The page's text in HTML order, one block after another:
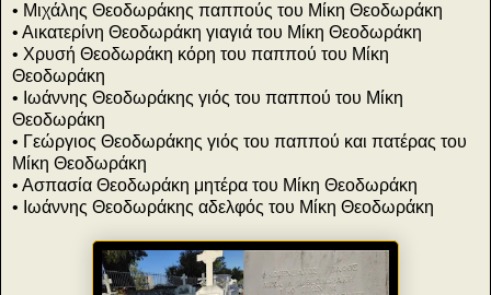
• Μιχάλης Θεοδωράκης παππούς του Μίκη Θεοδωράκη
• Αικατερίνη Θεοδωράκη γιαγιά του Μίκη Θεοδωράκη
• Χρυσή Θεοδωράκη κόρη του παππού του Μίκη
Θεοδωράκη
• Ιωάννης Θεοδωράκης γιός του παππού του Μίκη
Θεοδωράκη
• Γεώργιος Θεοδωράκης γιός του παππού και πατέρας του
Μίκη Θεοδωράκη
• Ασπασία Θεοδωράκη μητέρα του Μίκη Θεοδωράκη
• Ιωάννης Θεοδωράκης αδελφός του Μίκη Θεοδωράκη